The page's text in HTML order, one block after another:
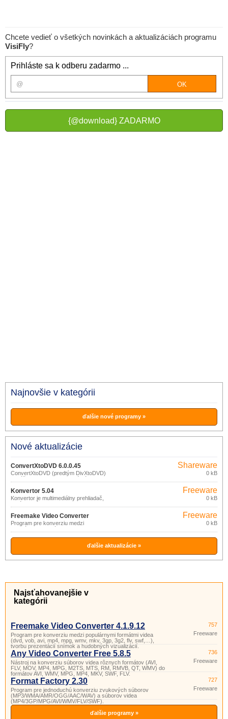
Chcete vedieť o všetkých novinkách a aktualizáciách programu
VisiFly?
Prihláste sa k odberu zadarmo ...
{@download} ZADARMO
Najnovšie v kategórii
ďalšie nové programy »
Nové aktualizácie
ConvertXtoDVD 6.0.0.45
ConvertXtoDVD (predtým DivXtoDVD)
dokáže konvertovať filmové súbory radu
formátov (DivX, Xvid, Mov, Vob, Mpeg,
Mpeg4, avi, wmv, dv) do štruktúry
súborov pre vypálenie na DVD disk,
ktorý je možné prehrávať na bežnom
DVD prehrávači.
Shareware
0 kB
Konvertor 5.04
Konvertor je multimediálny prehliadač,
správca súborov a konvertor pre prevod
zvukových, textových, grafických a
video súborov medzi rôznymi formátmi.
Freeware
0 kB
Freemake Video Converter
4.1.9.12
Program pre konverziu medzi
populárnymi formátmi videa (dvd, vob,
avi, mp4, mpg, wmv, mkv, 3gp, 3g2, flv,
swf,…), tvorbu prezentácií snímok a
Freeware
0 kB
ďalšie aktualizácie »
Najsťahovanejšie v
kategórii
Freemake Video Converter 4.1.9.12
Program pre konverziu medzi populárnymi formátmi videa
(dvd, vob, avi, mp4, mpg, wmv, mkv, 3gp, 3g2, flv, swf,…),
tvorbu prezentácií snímok a hudobných vizualizácií.
757
Freeware
Any Video Converter Free 5.8.5
Nástroj na konverziu súborov videa rôznych formátov (AVI,
FLV, MOV, MP4, MPG, M2TS, MTS, RM, RMVB, QT, WMV) do
formátov AVI, WMV, MPG, MP4, MKV, SWF, FLV.
736
Freeware
Format Factory 2.30
Program pre jednoduchú konverziu zvukových súborov
(MP3/WMA/AMR/OGG/AAC/WAV) a súborov videa
(MP4/3GP/MPG/AVI/WMV/FLV/SWF).
727
Freeware
ďalšie programy »